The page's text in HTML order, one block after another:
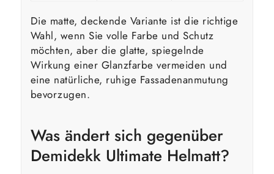
Die matte, deckende Variante ist die richtige
Wahl, wenn Sie volle Farbe und Schutz
möchten, aber die glatte, spiegelnde
Wirkung einer Glanzfarbe vermeiden und
eine natürliche, ruhige Fassadenanmutung
bevorzugen.
Was ändert sich gegenüber
Demidekk Ultimate Helmatt?